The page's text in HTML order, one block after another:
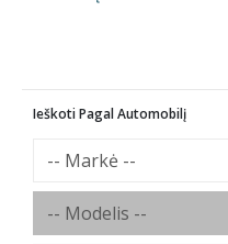
Ieškoti Pagal Automobilį